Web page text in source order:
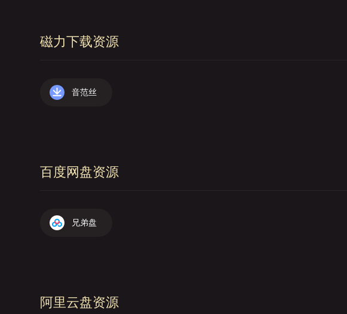
磁力下载资源
音范丝
百度网盘资源
兄弟盘
阿里云盘资源